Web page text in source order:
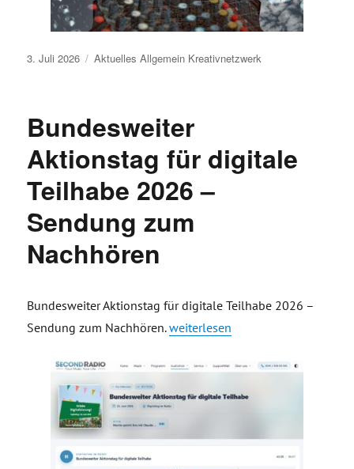
Veröffentlicht
3. Juli 2026 Aktuelles Allgemein Kreativnetzwerk
Bundesweiter
Aktionstag für digitale
Teilhabe 2026 –
Sendung zum
Nachhören
Bundesweiter Aktionstag für digitale Teilhabe 2026 –
Sendung zum Nachhören.„Bundesweiter Aktionstag für
weiterlesen